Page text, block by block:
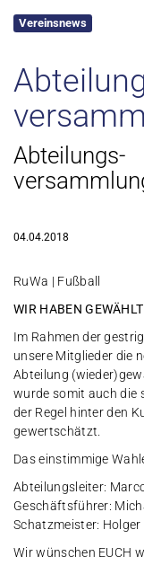
Vereinsnews
Abteilungs-
04.04.2018
RuWa | Fußball
WIR HABEN
Im Rahmen der
unsere Mitglieder die
Abteilung
wurde somit auch die
der Regel hinter den
gewertschätzt.
Das einstimmige
Abteilungsleiter:
Geschäftsführer:
Schatzmeister:
Wir wünschen EUCH
Kontakt